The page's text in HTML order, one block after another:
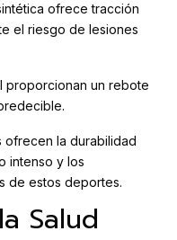
ofrece tracción
el riesgo de lesiones
proporcionan un rebote
ofrecen la durabilidad
intenso y los
de estos deportes.
Salud